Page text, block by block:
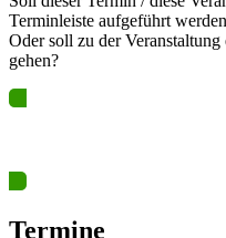
Terminleiste aufgeführt
Oder soll zu der
gehen?
Termine